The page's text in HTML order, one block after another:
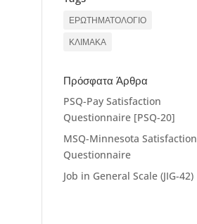
ΕΡΩΤΗΜΑΤΟΛΟΓΙΟ
ΚΛΙΜΑΚΑ
Πρόσφατα Άρθρα
PSQ-Pay Satisfaction
Questionnaire [PSQ-20]
MSQ-Minnesota Satisfaction
Questionnaire
Job in General Scale (JIG-42)